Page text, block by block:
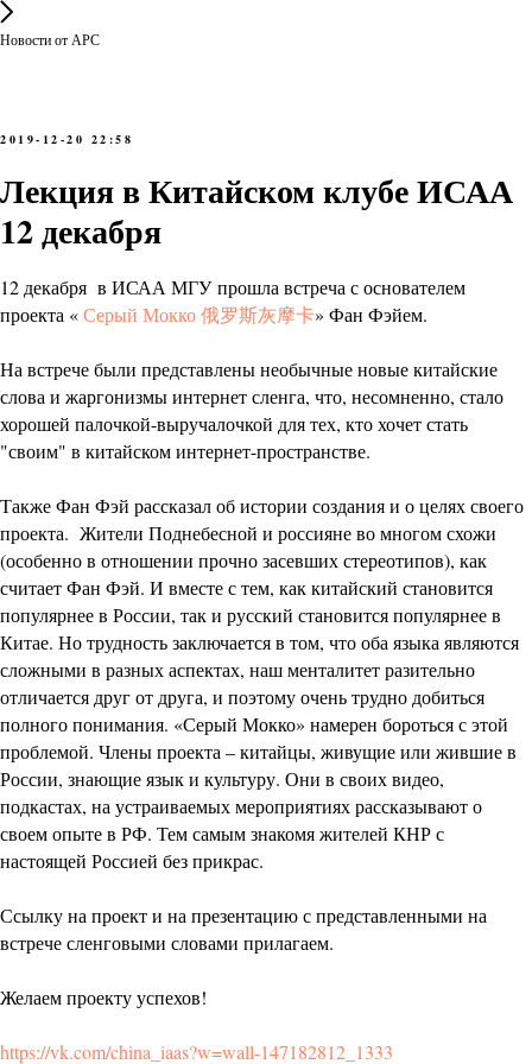
Новости от АРС
2019-12-20 22:58
Лекция в Китайском клубе ИСАА
12 декабря
12 декабря в ИСАА МГУ прошла встреча с основателем
проекта «Серый Мокко 俄罗斯灰摩卡» Фан Фэйем.
На встрече были представлены необычные новые китайские
слова и жаргонизмы интернет сленга, что, несомненно, стало
хорошей палочкой-выручалочкой для тех, кто хочет стать
"своим" в китайском интернет-пространстве.
Также Фан Фэй рассказал об истории создания и о целях своего
проекта. Жители Поднебесной и россияне во многом схожи
(особенно в отношении прочно засевших стереотипов), как
считает Фан Фэй. И вместе с тем, как китайский становится
популярнее в России, так и русский становится популярнее в
Китае. Но трудность заключается в том, что оба языка являются
сложными в разных аспектах, наш менталитет разительно
отличается друг от друга, и поэтому очень трудно добиться
полного понимания. «Серый Мокко» намерен бороться с этой
проблемой. Члены проекта – китайцы, живущие или жившие в
России, знающие язык и культуру. Они в своих видео,
подкастах, на устраиваемых мероприятиях рассказывают о
своем опыте в РФ. Тем самым знакомя жителей КНР с
настоящей Россией без прикрас.
Ссылку на проект и на презентацию с представленными на
встрече сленговыми словами прилагаем.
Желаем проекту успехов!
https://vk.com/china_iaas?w=wall-147182812_1333